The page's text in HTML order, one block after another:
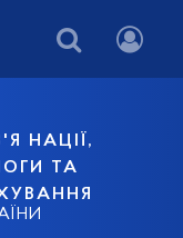
НАЦІЇ,
ТА